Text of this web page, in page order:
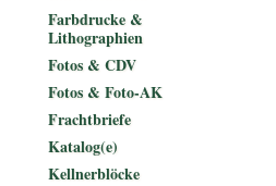
Farbdrucke &
Lithographien
Fotos & CDV
Fotos & Foto-AK
Frachtbriefe
Katalog(e)
Kellnerblöcke